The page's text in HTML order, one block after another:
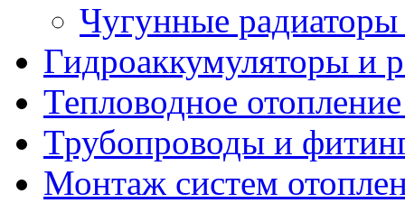
Чугунные
Гидроаккумуляторы и
Тепловодное
Трубопроводы и
Монтаж систем